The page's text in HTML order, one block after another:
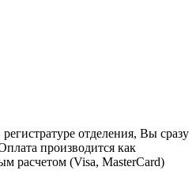
отделения, Вы сразу
производится как
расчетом (Visa, MasterCard)